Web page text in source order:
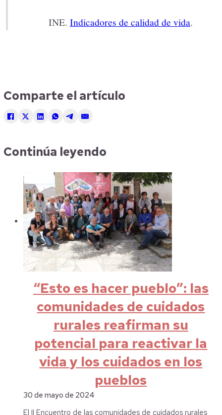
INE. Indicadores de calidad de vida.
Comparte el artículo
Continúa leyendo
“Esto es hacer pueblo”: las
comunidades de cuidados
rurales reafirman su
potencial para reactivar la
vida y los cuidados en los
pueblos
30 de mayo de 2024
El II Encuentro de las comunidades de cuidados rurales